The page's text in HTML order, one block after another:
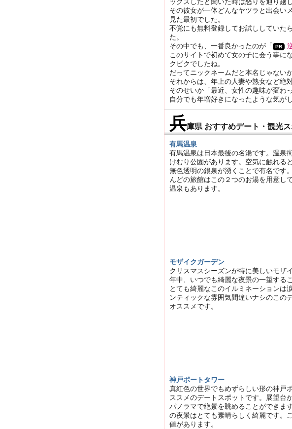
ックスしたと聞いた時は怒りを通り越
その彼女が一体どんなヤツラと出会い
見た最初でした。
不覚にも無料登録してお試ししていた
た。
その中でも、一番良かったのが「
このサイトで初めて女の子に会う事に
クビクでしたね。
だってニックネームだと本名じゃない
それからは、年上の人妻や熟女など絶
そのせいか「最近、女性の趣味が変わ
自分でも年増好きになったような気が
兵庫県 おすすめデート・観光ス
有馬温泉
有馬温泉は日本最後の名湯です。温泉
けむり公園があります。空気に触れる
無色透明の銀泉が湧くことで有名です
んどの旅館はこの２つのお湯を用意し
温泉もあります。
モザイクガーデン
クリスマスシーズンが特に美しいモザ
年中、いつでも綺麗な夜景の一望する
とても綺麗なこのイルミネーションは
ンティックな雰囲気間違いナシのこの
オススメです。
神戸ポートタワー
真紅色の世界でもめずらしい形の神戸
ススメのデートスポットです。展望台
パノラマで絶景を眺めることができま
の夜景はとても素晴らしく綺麗です。
値があります。